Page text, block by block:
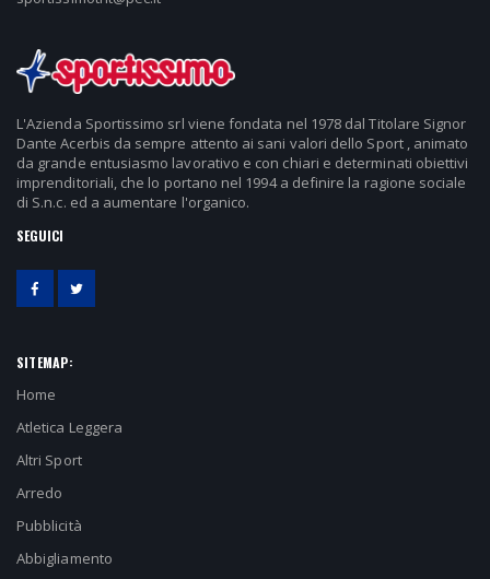
L'Azienda Sportissimo srl viene fondata nel 1978 dal Titolare Signor
Dante Acerbis da sempre attento ai sani valori dello Sport , animato
da grande entusiasmo lavorativo e con chiari e determinati obiettivi
imprenditoriali, che lo portano nel 1994 a definire la ragione sociale
di S.n.c. ed a aumentare l'organico.
SEGUICI
SITEMAP:
Home
Atletica Leggera
Altri Sport
Arredo
Pubblicità
Abbigliamento